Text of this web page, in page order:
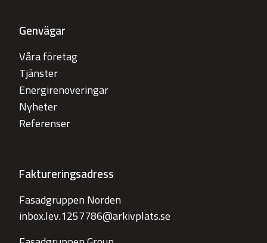
Genvägar
Våra företag
Tjänster
Energirenoveringar
Nyheter
Referenser
Faktureringsadress
Fasadgruppen Norden
inbox.lev.1257786@arkivplats.se